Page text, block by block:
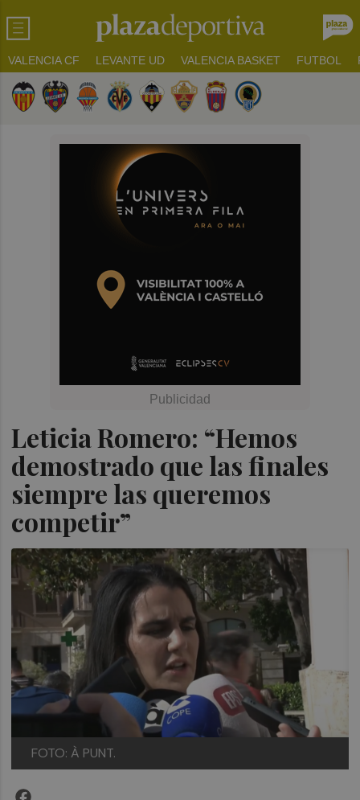
VALENCIA CF LEVANTE UD VALENCIA BASKET FUTBOL
Leticia Romero: “Hemos
demostrado que las finales
siempre las queremos
competir”
FOTO: À PUNT.